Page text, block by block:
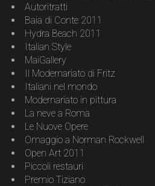
Autoritratti
Baia di Conte 2011
Hydra Beach 2011
Italian Style
MaiGallery
Il Modernariato di Fritz
Italiani nel mondo
Modernariato in pittura
La neve a Roma
Le Nuove Opere
Omaggio a Norman Rockwell
Open Art 2011
Piccoli restauri
Premio Tiziano